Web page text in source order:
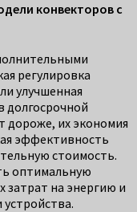
конвекторов с
регулировка
улучшенная
долгосрочной
дороже, их экономия
эффективность
стоимость.
оптимальную
затрат на энергию и